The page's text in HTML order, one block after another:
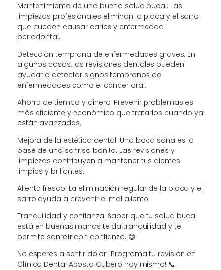
Mantenimiento de una buena salud bucal: Las
limpiezas profesionales eliminan la placa y el sarro
que pueden causar caries y enfermedad
periodontal.
Detección temprana de enfermedades graves: En
algunos casos, las revisiones dentales pueden
ayudar a detectar signos tempranos de
enfermedades como el cáncer oral.
Ahorro de tiempo y dinero: Prevenir problemas es
más eficiente y económico que tratarlos cuando ya
están avanzados.
Mejora de la estética dental: Una boca sana es la
base de una sonrisa bonita. Las revisiones y
limpiezas contribuyen a mantener tus dientes
limpios y brillantes.
Aliento fresco: La eliminación regular de la placa y el
sarro ayuda a prevenir el mal aliento.
Tranquilidad y confianza: Saber que tu salud bucal
está en buenas manos te da tranquilidad y te
permite sonreír con confianza. 😄
No esperes a sentir dolor: ¡Programa tu revisión en
Clínica Dental Acosta Cubero hoy mismo! 📞